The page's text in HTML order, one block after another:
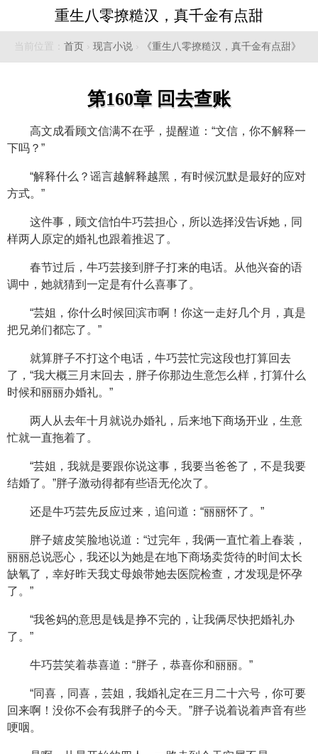
重生八零撩糙汉，真千金有点甜
当前位置： 首页 › 现言小说 › 《重生八零撩糙汉，真千金有点甜》
第160章 回去查账
高文成看顾文信满不在乎，提醒道：“文信，你不解释一
下吗？”
“解释什么？谣言越解释越黑，有时候沉默是最好的应对
方式。”
这件事，顾文信怕牛巧芸担心，所以选择没告诉她，同
样两人原定的婚礼也跟着推迟了。
春节过后，牛巧芸接到胖子打来的电话。从他兴奋的语
调中，她就猜到一定是有什么喜事了。
“芸姐，你什么时候回滨市啊！你这一走好几个月，真是
把兄弟们都忘了。”
就算胖子不打这个电话，牛巧芸忙完这段也打算回去
了，“我大概三月末回去，胖子你那边生意怎么样，打算什么
时候和丽丽办婚礼。”
两人从去年十月就说办婚礼，后来地下商场开业，生意
忙就一直拖着了。
“芸姐，我就是要跟你说这事，我要当爸爸了，不是我要
结婚了。”胖子激动得都有些语无伦次了。
还是牛巧芸先反应过来，追问道：“丽丽怀了。”
胖子嬉皮笑脸地说道：“过完年，我俩一直忙着上春装，
丽丽总说恶心，我还以为她是在地下商场卖货待的时间太长
缺氧了，幸好昨天我丈母娘带她去医院检查，才发现是怀孕
了。”
“我爸妈的意思是钱是挣不完的，让我俩尽快把婚礼办
了。”
牛巧芸笑着恭喜道：“胖子，恭喜你和丽丽。”
“同喜，同喜，芸姐，我婚礼定在三月二十六号，你可要
回来啊！没你不会有我胖子的今天。”胖子说着说着声音有些
哽咽。